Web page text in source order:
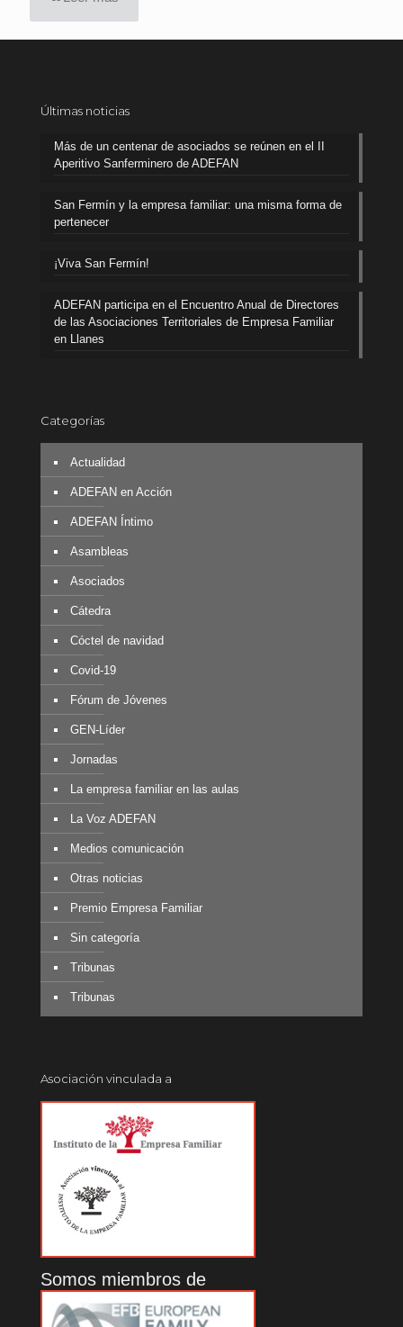
Últimas noticias
Más de un centenar de asociados se reúnen en el II
Aperitivo Sanferminero de ADEFAN
San Fermín y la empresa familiar: una misma forma de
pertenecer
¡Viva San Fermín!
ADEFAN participa en el Encuentro Anual de Directores
de las Asociaciones Territoriales de Empresa Familiar
en Llanes
Categorías
Actualidad
ADEFAN en Acción
ADEFAN Íntimo
Asambleas
Asociados
Cátedra
Cóctel de navidad
Covid-19
Fórum de Jóvenes
GEN-Líder
Jornadas
La empresa familiar en las aulas
La Voz ADEFAN
Medios comunicación
Otras noticias
Premio Empresa Familiar
Sin categoría
Tribunas
Tribunas
Asociación vinculada a
Somos miembros de